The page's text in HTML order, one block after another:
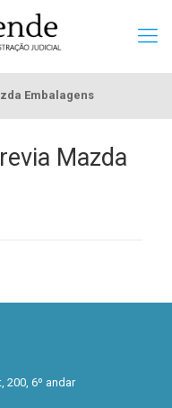
Embalagens
Mazda
200, 6º andar